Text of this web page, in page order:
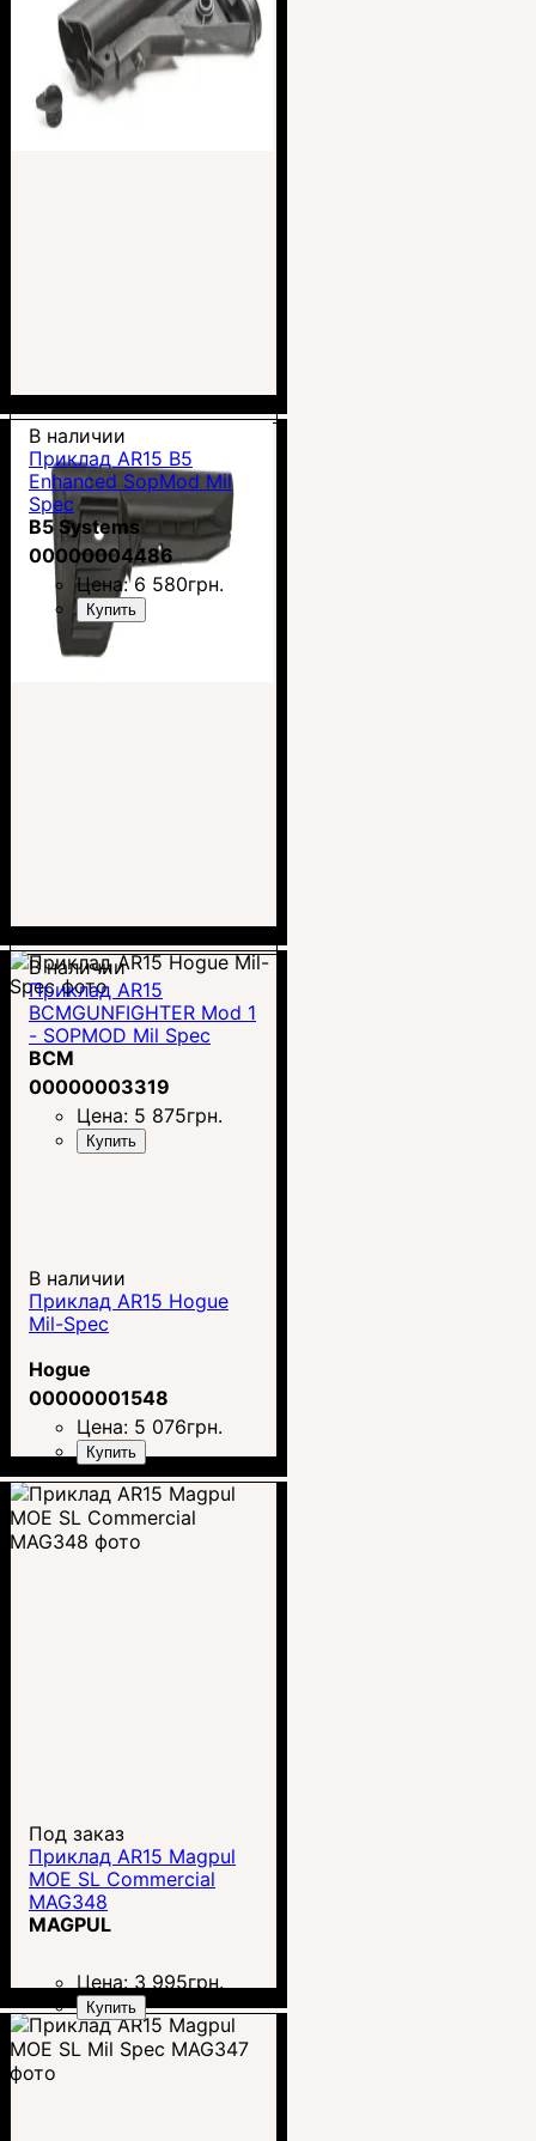
В наличии
Приклад AR15 B5
Enhanced SopMod Mil
Spec
B5 Systems
00000004486
Цена:6 580грн.
Купить
В наличии
Приклад AR15
BCMGUNFIGHTER Mod 1
- SOPMOD Mil Spec
BCM
00000003319
Цена: 5 875грн.
Купить
В наличии
Приклад AR15 Hogue
Mil-Spec
Hogue
00000001548
Цена: 5 076грн.
Купить
Под заказ
Приклад AR15 Magpul
MOE SL Commercial
MAG348
MAGPUL
Цена: 3 995грн.
Купить